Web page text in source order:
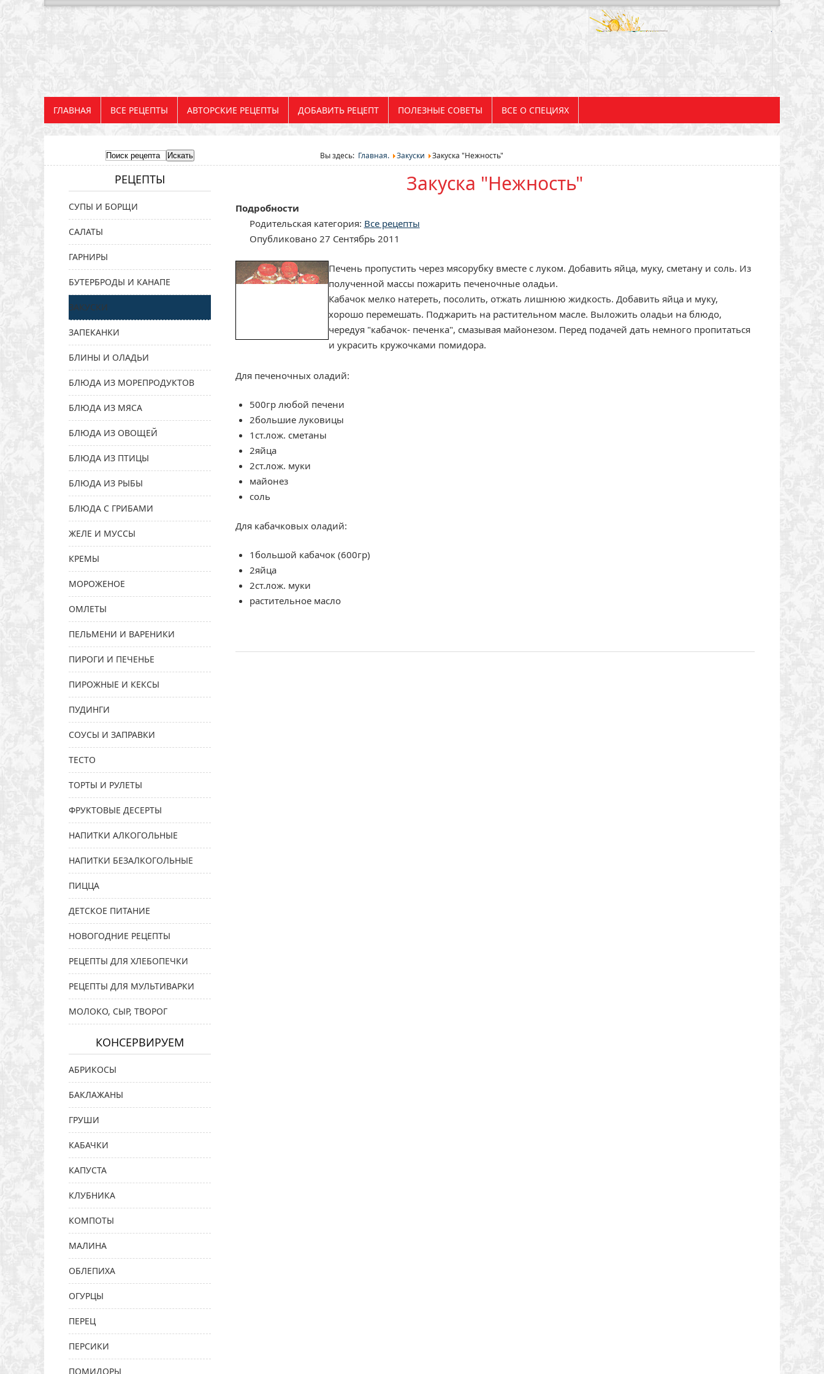
ГЛАВНАЯ ВСЕ РЕЦЕПТЫ АВТОРСКИЕ РЕЦЕПТЫ ДОБАВИТЬ РЕЦЕПТ ПОЛЕЗНЫЕ СОВЕТЫ ВСЕ О СПЕЦИЯХ
Вы здесь: Главная. Закуски Закуска "Нежность"
РЕЦЕПТЫ
СУПЫ И БОРЩИ
САЛАТЫ
ГАРНИРЫ
БУТЕРБРОДЫ И КАНАПЕ
ЗАКУСКИ
ЗАПЕКАНКИ
БЛИНЫ И ОЛАДЬИ
БЛЮДА ИЗ МОРЕПРОДУКТОВ
БЛЮДА ИЗ МЯСА
БЛЮДА ИЗ ОВОЩЕЙ
БЛЮДА ИЗ ПТИЦЫ
БЛЮДА ИЗ РЫБЫ
БЛЮДА С ГРИБАМИ
ЖЕЛЕ И МУССЫ
КРЕМЫ
МОРОЖЕНОЕ
ОМЛЕТЫ
ПЕЛЬМЕНИ И ВАРЕНИКИ
ПИРОГИ И ПЕЧЕНЬЕ
ПИРОЖНЫЕ И КЕКСЫ
ПУДИНГИ
СОУСЫ И ЗАПРАВКИ
ТЕСТО
ТОРТЫ И РУЛЕТЫ
ФРУКТОВЫЕ ДЕСЕРТЫ
НАПИТКИ АЛКОГОЛЬНЫЕ
НАПИТКИ БЕЗАЛКОГОЛЬНЫЕ
ПИЦЦА
ДЕТСКОЕ ПИТАНИЕ
НОВОГОДНИЕ РЕЦЕПТЫ
РЕЦЕПТЫ ДЛЯ ХЛЕБОПЕЧКИ
РЕЦЕПТЫ ДЛЯ МУЛЬТИВАРКИ
МОЛОКО, СЫР, ТВОРОГ
КОНСЕРВИРУЕМ
АБРИКОСЫ
БАКЛАЖАНЫ
ГРУШИ
КАБАЧКИ
КАПУСТА
КЛУБНИКА
КОМПОТЫ
МАЛИНА
ОБЛЕПИХА
ОГУРЦЫ
ПЕРЕЦ
ПЕРСИКИ
ПОМИДОРЫ
Закуска "Нежность"
Подробности
Родительская категория: Все рецепты
Опубликовано 27 Сентябрь 2011
Печень пропустить через мясорубку вместе с луком. Добавить яйца, муку, сметану и соль. Из
полученной массы пожарить печеночные оладьи.
Кабачок мелко натереть, посолить, отжать лишнюю жидкость. Добавить яйца и муку,
хорошо перемешать. Поджарить на растительном масле. Выложить оладьи на блюдо,
чередуя "кабачок- печенка", смазывая майонезом. Перед подачей дать немного пропитаться
и украсить кружочками помидора.
Для печеночных оладий:
500гр любой печени
2большие луковицы
1ст.лож. сметаны
2яйца
2ст.лож. муки
майонез
соль
Для кабачковых оладий:
1большой кабачок (600гр)
2яйца
2ст.лож. муки
растительное масло